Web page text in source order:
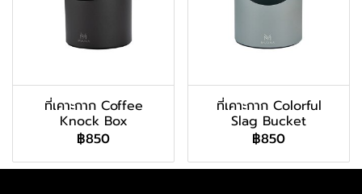
ที่เคาะกาก Coffee
Knock Box
฿850
ที่เคาะกาก Colorful
Slag Bucket
฿850